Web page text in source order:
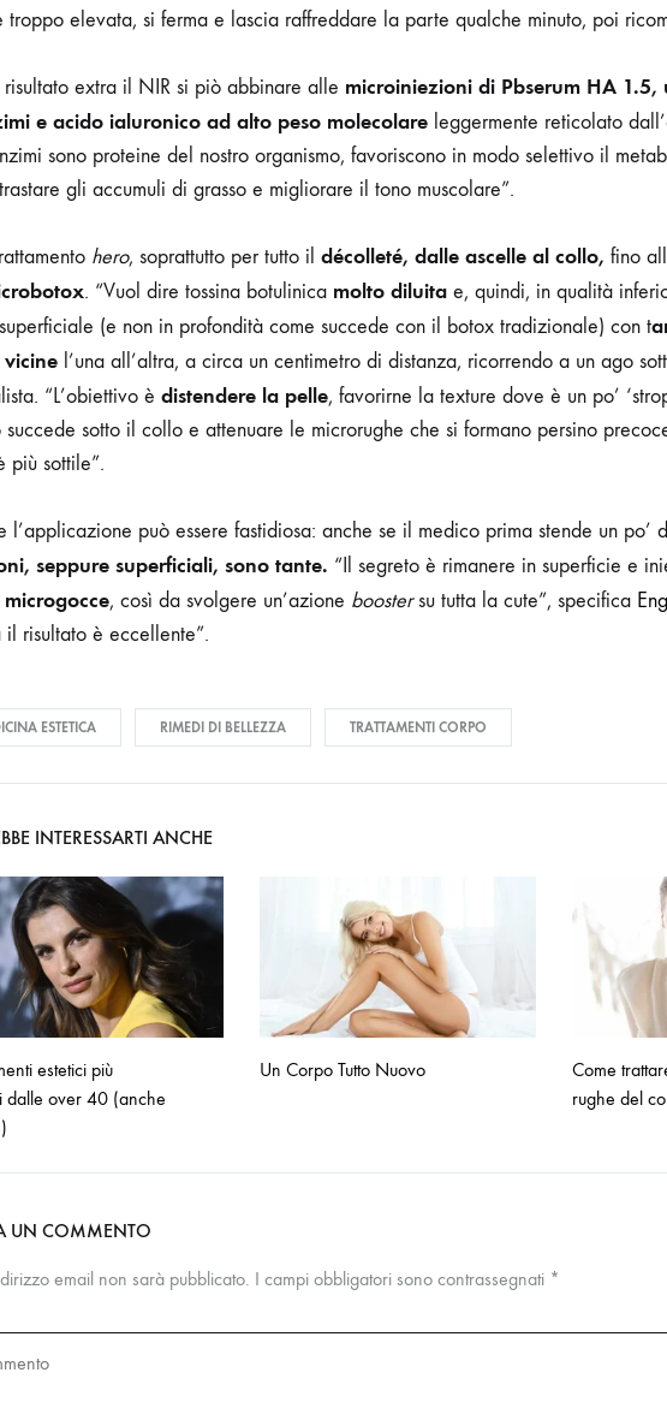
troppo elevata, si ferma e lascia raffreddare la parte qualche minuto, poi
risultato extra il NIR si piò abbinare alle microiniezioni di Pbserum HA 1.5,
e acido ialuronico ad alto peso molecolare leggermente reticolato
sono proteine del nostro organismo, favoriscono in modo selettivo il
gli accumuli di grasso e migliorare il tono muscolare”.
hero, soprattutto per tutto il décolleté, dalle ascelle al collo, fino
. “Vuol dire tossina botulinica molto diluita e, quindi, in qualità
(e non in profondità come succede con il botox tradizionale) con t
l’una all’altra, a circa un centimetro di distanza, ricorrendo a un ago
“L’obiettivo è distendere la pelle, favorirne la texture dove è un po’
succede sotto il collo e attenuare le microrughe che si formano persino
più sottile”.
l’applicazione può essere fastidiosa: anche se il medico prima stende un po’
seppure superficiali, sono tante. “Il segreto è rimanere in superficie e
microgocce, così da svolgere un’azione boostersu tutta la cute”, specifica
il risultato è eccellente”.
ESTETICA RIMEDI DI BELLEZZA TRATTAMENTI CORPO
INTERESSARTI ANCHE
estetici più
dalle over 40 (anche
Un Corpo Tutto Nuovo
Come
rughe del
UN COMMENTO
email non sarà pubblicato. I campi obbligatori sono contrassegnati *